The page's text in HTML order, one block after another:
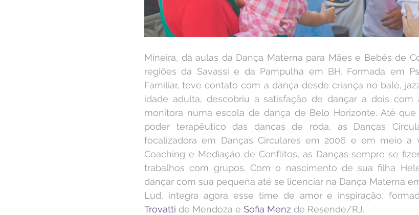
Mineira, dá aulas da Dança Materna para Mães e Bebês de
regiões da Savassi e da Pampulha em BH. Formada em
Familiar, teve contato com a dança desde criança no balé,
idade adulta, descobriu a satisfação de dançar a dois
monitora numa escola de dança de Belo Horizonte. Até
poder terapêutico das danças de roda, as Danças
focalizadora em Danças Circulares em 2006 e em meio a
Coaching e Mediação de Conflitos, as Danças sempre se
trabalhos com grupos. Com o nascimento de sua filha
dançar com sua pequena até se licenciar na Dança Materna
Lud, integra agora esse time de amor e inspiração,
Trovatti de Mendoza e Sofia Menz de Resende/RJ.